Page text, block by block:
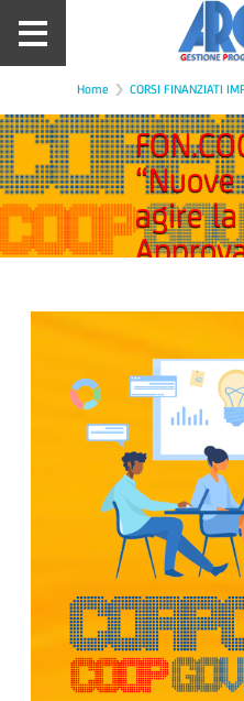
Home CORSI FINANZIATI
FON.COOP. Avviso 50
agire